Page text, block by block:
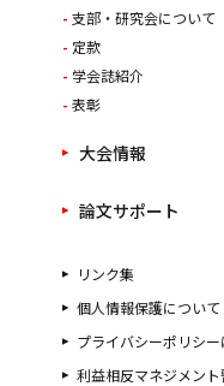
支部・研究会について
定款
学会誌紹介
表彰
大会情報
論文サポート
リンク集
個人情報保護について
プライバシーポリシ
利益相反マネジメン